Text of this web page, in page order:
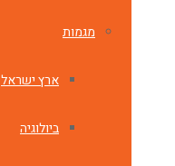
מגמות
ארץ ישראל
ביולוגיה